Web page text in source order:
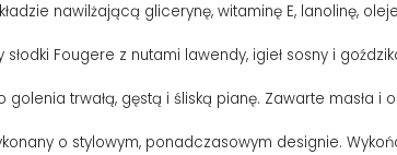
nawilżającą glicerynę, witaminę E, lanolinę,
Fougere z nutami lawendy, igieł sosny i
golenia trwałą, gęstą i śliską pianę. Zawarte masła
o stylowym, ponadczasowym designie.